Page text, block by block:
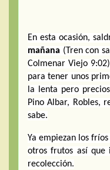
En esta ocasión,
mañana (Tren con
Colmenar Viejo
para tener unos
la lenta pero
Pino Albar, Robles,
sabe.
Ya empiezan los
otros frutos así que
recolección.